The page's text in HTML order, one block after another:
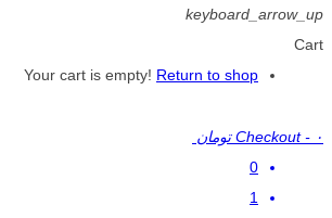
keyboard_arrow_up
Cart
Your cart is empty! Return to shop
Checkout - ۰ تومان
0
1